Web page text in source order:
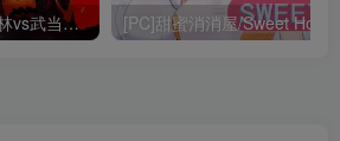
[PC]少林与武当2/少林vs武当2/Shaolin vs Wutang 2 [PC]甜蜜消消屋/Sweet